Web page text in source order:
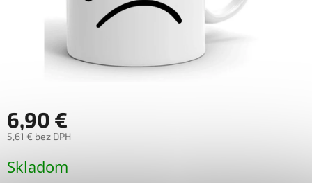
6,90 €
5,61 € bez DPH
cena:
Skladom